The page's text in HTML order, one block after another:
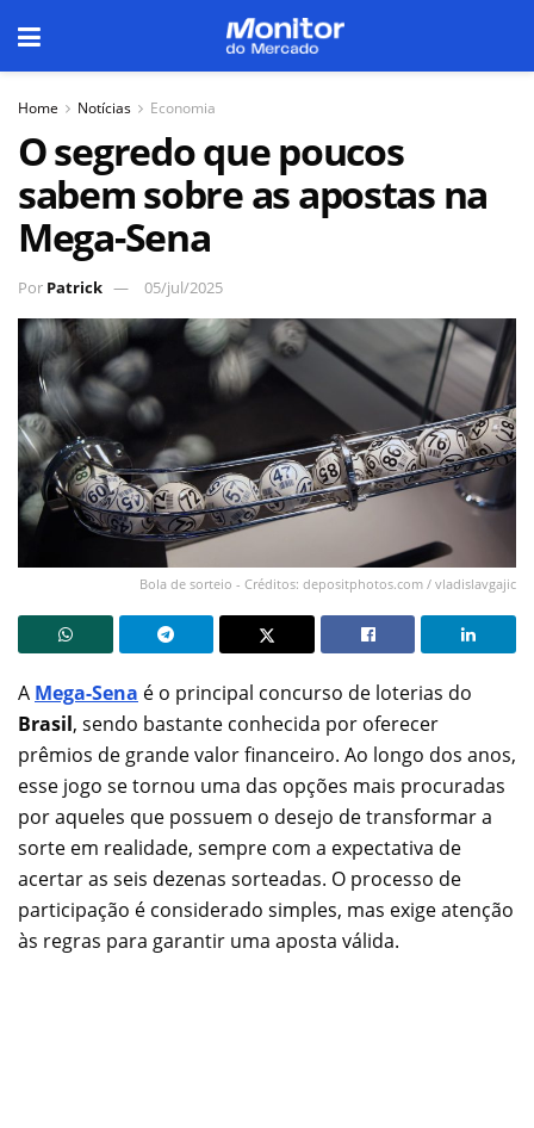
Home Notícias Economia
O segredo que poucos
sabem sobre as apostas na
Mega-Sena
Por Patrick 05/jul/2025
Bola de sorteio - Créditos: depositphotos.com / vladislavgajic
A Mega-Sena é o principal concurso de loterias do
Brasil, sendo bastante conhecida por oferecer
prêmios de grande valor financeiro. Ao longo dos anos,
esse jogo se tornou uma das opções mais procuradas
por aqueles que possuem o desejo de transformar a
sorte em realidade, sempre com a expectativa de
acertar as seis dezenas sorteadas. O processo de
participação é considerado simples, mas exige atenção
às regras para garantir uma aposta válida.